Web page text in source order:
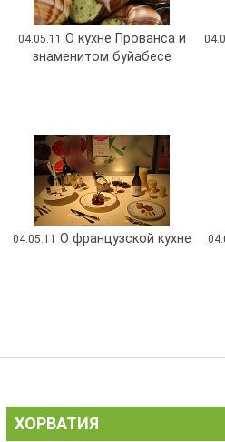
04.05.11 О кухне Прованса и
знаменитом буйабесе
04.05.11 О французской кухне
ХОРВАТИЯ